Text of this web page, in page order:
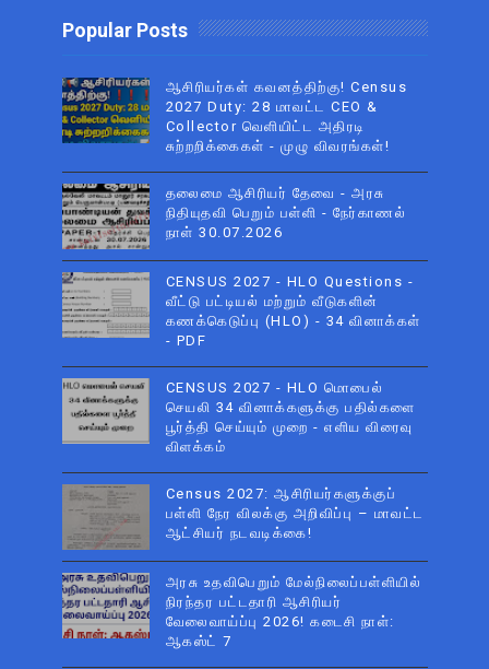
Popular Posts
ஆசிரியர்கள் கவனத்திற்கு! Census
2027 Duty: 28 மாவட்ட CEO &
Collector வெளியிட்ட அதிரடி
சுற்றறிக்கைகள் - முழு விவரங்கள்!
தலைமை ஆசிரியர் தேவை - அரசு
நிதியுதவி பெறும் பள்ளி - நேர்காணல்
நாள் 30.07.2026
CENSUS 2027 - HLO Questions -
வீட்டு பட்டியல் மற்றும் வீடுகளின்
கணக்கெடுப்பு (HLO) - 34 வினாக்கள்
- PDF
CENSUS 2027 - HLO மொபைல்
செயலி 34 வினாக்களுக்கு பதில்களை
பூர்த்தி செய்யும் முறை - எளிய விரைவு
விளக்கம்
Census 2027: ஆசிரியர்களுக்குப்
பள்ளி நேர விலக்கு அறிவிப்பு – மாவட்ட
ஆட்சியர் நடவடிக்கை!
அரசு உதவிபெறும் மேல்நிலைப்பள்ளியில்
நிரந்தர பட்டதாரி ஆசிரியர்
வேலைவாய்ப்பு 2026! கடைசி நாள்:
ஆகஸ்ட் 7